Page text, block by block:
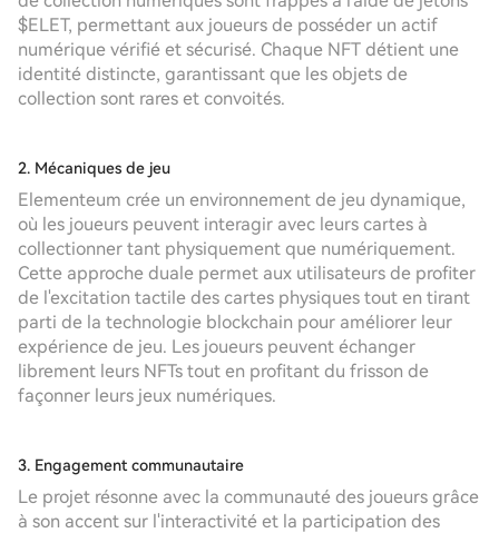
$ELET, permettant aux joueurs de posséder un actif
numérique vérifié et sécurisé. Chaque NFT détient une
identité distincte, garantissant que les objets de
collection sont rares et convoités.
2. Mécaniques de jeu
Elementeum crée un environnement de jeu dynamique,
où les joueurs peuvent interagir avec leurs cartes à
collectionner tant physiquement que numériquement.
Cette approche duale permet aux utilisateurs de profiter
de l'excitation tactile des cartes physiques tout en tirant
parti de la technologie blockchain pour améliorer leur
expérience de jeu. Les joueurs peuvent échanger
librement leurs NFTs tout en profitant du frisson de
façonner leurs jeux numériques.
3. Engagement communautaire
Le projet résonne avec la communauté des joueurs grâce
à son accent sur l'interactivité et la participation des